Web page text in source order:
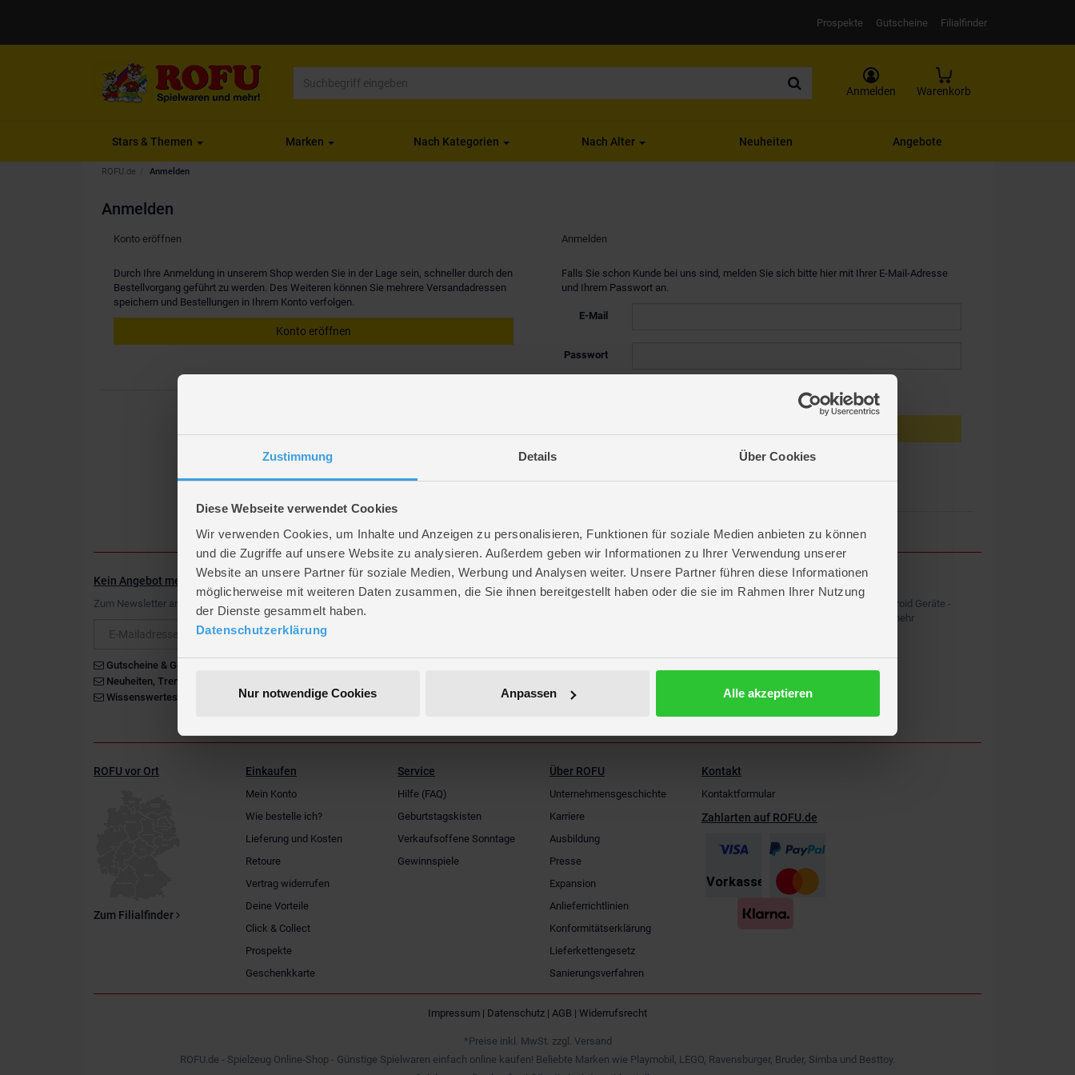
Zustimmung Details Über Cookies
Diese Webseite verwendet Cookies
Wir verwenden Cookies, um Inhalte und Anzeigen zu personalisieren, Funktionen für soziale Medien anbieten zu können
und die Zugriffe auf unsere Website zu analysieren. Außerdem geben wir Informationen zu Ihrer Verwendung unserer
Website an unsere Partner für soziale Medien, Werbung und Analysen weiter. Unsere Partner führen diese Informationen
möglicherweise mit weiteren Daten zusammen, die Sie ihnen bereitgestellt haben oder die sie im Rahmen Ihrer Nutzung
der Dienste gesammelt haben.
Datenschutzerklärung
Nur notwendige Cookies Anpassen Alle akzeptieren
Prospekte Gutscheine Filialfinder
Anmelden Warenkorb
Stars & Themen Marken Nach Kategorien Nach Alter Neuheiten Angebote
ROFU.de Anmelden
Anmelden
Anmelden
Falls Sie schon Kunde bei uns sind, melden Sie sich bitte hier mit Ihrer E-Mail-Adresse
und Ihrem Passwort an.
E-Mail
Passwort
Konto eröffnen
Durch Ihre Anmeldung in unserem Shop werden Sie in der Lage sein, schneller durch den
Bestellvorgang geführt zu werden. Des Weiteren können Sie mehrere Versandadressen
speichern und Bestellungen in Ihrem Konto verfolgen.
Konto eröffnen
Kein Angebot mehr verpassen
Zum Newsletter anmelden & Vorteile sichern
Gutscheine & Gewinnspiele
Neuheiten, Trends & Angebote
Wissenswertes rund um die Familie
ROFU Community
ROFU Family Blog
ROFU APP
Kostenlos für iOS und Android Geräte -
Shopping, News & vieles mehr
ROFU vor Ort
Zum Filialfinder
Einkaufen
Mein Konto
Wie bestelle ich?
Lieferung und Kosten
Retoure
Vertrag widerrufen
Deine Vorteile
Click & Collect
Prospekte
Geschenkkarte
Service
Hilfe (FAQ)
Geburtstagskisten
Verkaufsoffene Sonntage
Gewinnspiele
Über ROFU
Unternehmensgeschichte
Karriere
Ausbildung
Presse
Expansion
Anlieferrichtlinien
Konformitätserklärung
Lieferkettengesetz
Sanierungsverfahren
Kontakt
Kontaktformular
Zahlarten auf ROFU.de
Impressum | Datenschutz | AGB | Widerrufsrecht
*Preise inkl. MwSt. zzgl. Versand
ROFU.de - Spielzeug Online-Shop - Günstige Spielwaren einfach online kaufen! Beliebte Marken wie Playmobil, LEGO, Ravensburger, Bruder, Simba und Besttoy.